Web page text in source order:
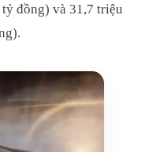
đồng) và 31,7 triệu